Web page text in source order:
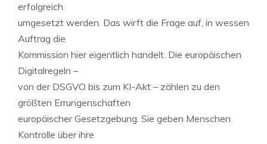
erfolgreich
umgesetzt werden. Das wirft die Frage auf, in wessen
Auftrag die
Kommission hier eigentlich handelt. Die europäischen
Digitalregeln –
von der DSGVO bis zum KI-Akt – zählen zu den
größten Errungenschaften
europäischer Gesetzgebung. Sie geben Menschen
Kontrolle über ihre